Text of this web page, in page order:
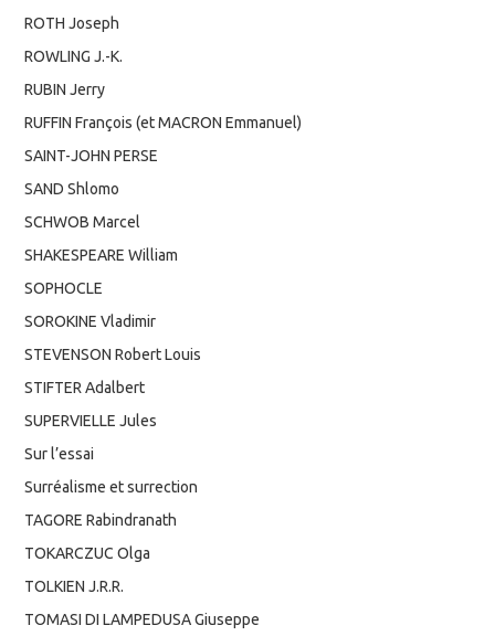
ROTH Joseph
ROWLING J.-K.
RUBIN Jerry
RUFFIN François (et MACRON Emmanuel)
SAINT-JOHN PERSE
SAND Shlomo
SCHWOB Marcel
SHAKESPEARE William
SOPHOCLE
SOROKINE Vladimir
STEVENSON Robert Louis
STIFTER Adalbert
SUPERVIELLE Jules
Sur l’essai
Surréalisme et surrection
TAGORE Rabindranath
TOKARCZUC Olga
TOLKIEN J.R.R.
TOMASI DI LAMPEDUSA Giuseppe